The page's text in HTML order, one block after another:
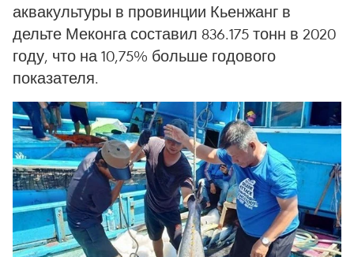
аквакультуры в провинции Кьенжанг в
дельте Меконга составил 836.175 тонн в 2020
году, что на 10,75% больше годового
показателя.